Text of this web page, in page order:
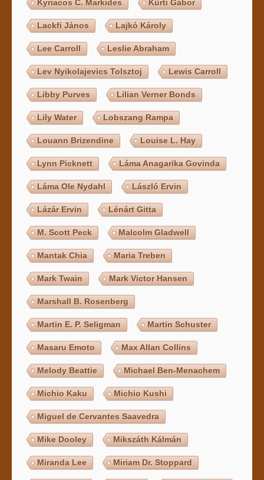
Kyriacos C. Markides Kürti Gábor
Lackfi János Lajkó Károly
Lee Carroll Leslie Abraham
Lev Nyikolajevics Tolsztoj Lewis Carroll
Libby Purves Lilian Verner Bonds
Lily Water Lobszang Rampa
Louann Brizendine Louise L. Hay
Lynn Picknett Láma Anagarika Govinda
Láma Ole Nydahl László Ervin
Lázár Ervin Lénárt Gitta
M. Scott Peck Malcolm Gladwell
Mantak Chia Maria Treben
Mark Twain Mark Victor Hansen
Marshall B. Rosenberg
Martin E. P. Seligman Martin Schuster
Masaru Emoto Max Allan Collins
Melody Beattie Michael Ben-Menachem
Michio Kaku Michio Kushi
Miguel de Cervantes Saavedra
Mike Dooley Mikszáth Kálmán
Miranda Lee Miriam Dr. Stoppard